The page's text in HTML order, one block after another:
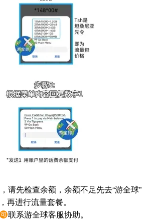
请先检查余额，余额不足先去“游全球”
再进行流量套餐。
联系游全球客服协助。